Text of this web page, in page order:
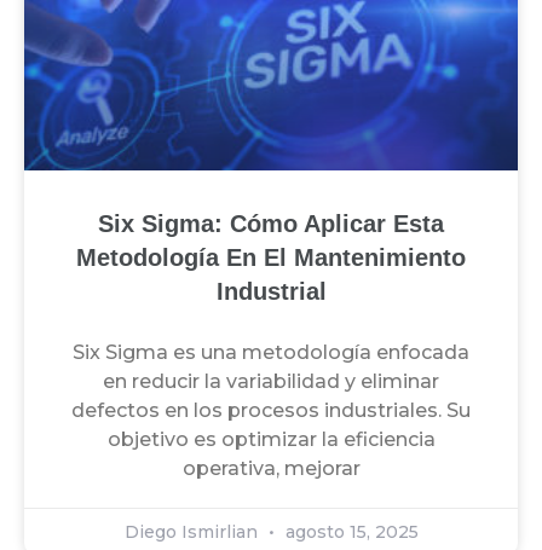
Six Sigma: Cómo Aplicar Esta
Metodología En El Mantenimiento
Industrial
Six Sigma es una metodología enfocada
en reducir la variabilidad y eliminar
defectos en los procesos industriales. Su
objetivo es optimizar la eficiencia
operativa, mejorar
Diego Ismirlian agosto 15, 2025